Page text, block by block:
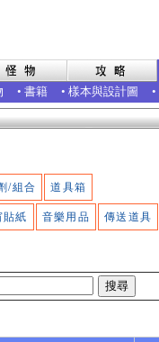
• 書籍 • 樣本與設計圖 •
/組合 道具箱
貼紙 音樂用品 傳送道具